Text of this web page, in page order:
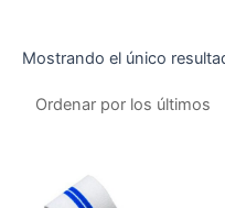
Mostrando el único